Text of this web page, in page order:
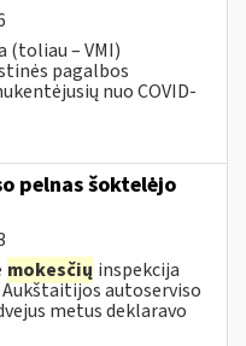
(toliau – VMI)
pagalbos
nuo COVID-
pelnas šoktelėjo
mokesčių inspekcija
autoserviso
metus deklaravo